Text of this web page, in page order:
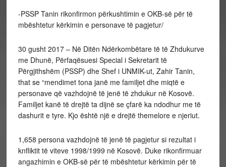
-PSSP Tanin rikonfirmon përkushtimin e OKB-së për të
mbështetur kërkimin e personave të pagjetur/
30 gusht 2017 – Në Ditën Ndërkombëtare të të Zhdukurve
me Dhunë, Përfaqësuesi Special i Sekretarit të
Përgjithshëm (PSSP) dhe Shef i UNMIK-ut, Zahir Tanin,
that se “mendimet tona janë me familjet dhe miqtë e
personave që vazhdojnë të jenë të zhdukur në Kosovë.
Familjet kanë të drejtë ta dijnë se çfarë ka ndodhur me të
dashurit e tyre. Kjo është një e drejtë themelore e njeriut.
1,658 persona vazhdojnë të jenë të pagjetur si rezultat i
knfliktit të viteve 1998/1999 në Kosovë. Duke rikonfirmuar
angazhimin e OKB-së për të mbështetur kërkimin për të